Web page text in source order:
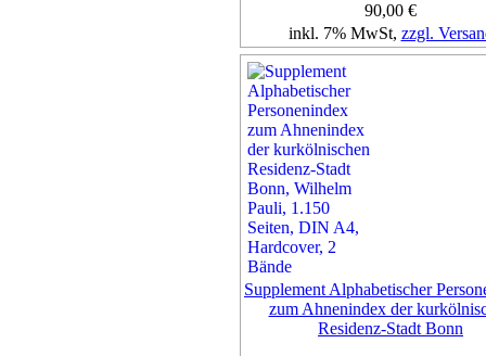
90,00 €
inkl. 7% MwSt, zzgl.
Supplement Alphabetischer
zum Ahnenindex der
Residenz-Stadt Bonn